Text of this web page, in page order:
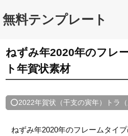
無料テンプレート
ねずみ年2020年のフレ
ト年賀状素材
⭕2022年賀状（干支の寅年）トラ
ねずみ年2020年のフレームタイ